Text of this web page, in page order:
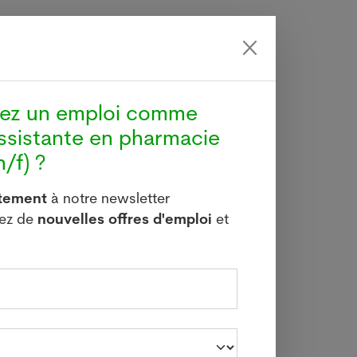
de
les
des
les
un emploi comme
en pharmacie
f) ?
à notre newsletter
de nouvelles offres d'emploi et